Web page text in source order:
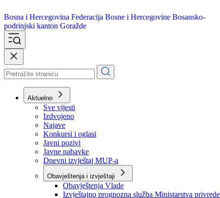
Bosna i Hercegovina
podrinjski kanton Goražde
Aktuelno
Sve vijesti
Izdvojeno
Najave
Konkursi i oglasi
Javni pozivi
Javne nabavke
Dnevni izvještaj MUP-a